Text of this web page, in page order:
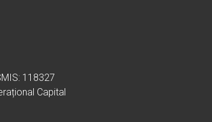
118327
Capital